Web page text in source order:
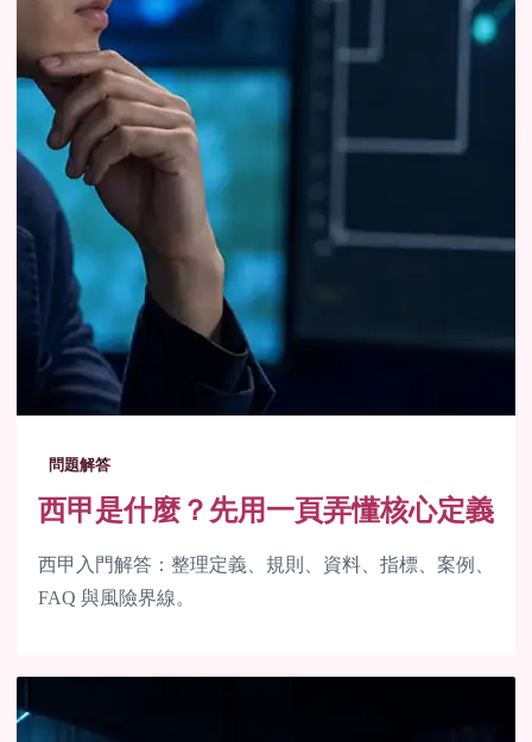
問題解答
西甲是什麼？先用一頁弄懂核心定義
西甲入門解答：整理定義、規則、資料、指標、案例、
FAQ 與風險界線。